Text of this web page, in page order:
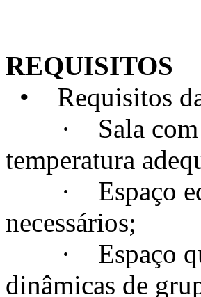
REQUISITOS
• Requisitos
· Sala com
temperatura
· Espaço
necessários;
· Espaço que
dinâmicas de